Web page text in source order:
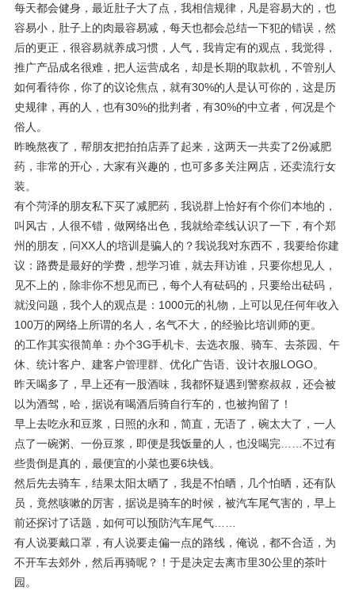
每天都会健身，最近肚子大了点，我相信规律，凡是容易大的，也
容易小，肚子上的肉最容易减，每天也都会总结一下犯的错误，然
后的更正，很容易就养成习惯，人气，我肯定有的观点，我觉得，
推广产品成名很难，把人运营成名，却是长期的取款机，不管别人
如何看待你，你了的议论焦点，就有30%的人是认可你的，这是历
史规律，再的人，也有30%的批判者，有30%的中立者，何况是个
俗人。
昨晚熬夜了，帮朋友把拍拍店弄了起来，这两天一共卖了2份减肥
药，非常的开心，大家有兴趣的，也可多多关注网店，还卖流行女
装。
有个菏泽的朋友私下买了减肥药，我说群上恰好有个你们本地的，
叫风古，人很不错，做网络出色，我就给牵线认识了一下，有个郑
州的朋友，问XX人的培训是骗人的？我说我对东西不，我要给你建
议：路费是最好的学费，想学习谁，就去拜访谁，只要你想见人，
见不上的，除非你不想见而已，每个人有砝码的，只要给出砝码，
就没问题，我个人的观点是：1000元的礼物，上可以见任何年收入
100万的网络上所谓的名人，名气不大，的经验比培训师的更。
的工作其实很简单：办个3G手机卡、去选衣服、骑车、去茶园、午
休、统计客户、建客户管理群、优化广告语、设计衣服LOGO。
昨天喝多了，早上还有一股酒味，我都怀疑遇到警察叔叔，还会被
以为酒驾，哈，据说有喝酒后骑自行车的，也被拘留了！
早上去吃永和豆浆，日照的永和，简直，无语了，碗太大了，一人
点了一碗粥、一份豆浆，即便是我饭量的人，也没喝完……不过有
些贵倒是真的，最便宜的小菜也要6块钱。
然后先去骑车，结果太阳太晒了，我是不怕晒，几个怕晒，还有队
员，竟然咳嗽的厉害，据说是骑车的时候，被汽车尾气害的，早上
前还探讨了话题，如何可以预防汽车尾气……
有人说要戴口罩，有人说要走偏一点的路线，俺说，都不合适，为
不开车去郊外，然后再骑呢？！于是决定去离市里30公里的茶叶
园。